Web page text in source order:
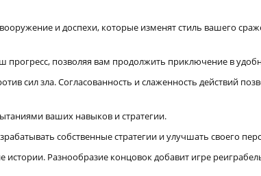
и доспехи, которые изменят стиль вашего
позволяя вам продолжить приключение в
сил зла. Согласованность и слаженность действий
ваших навыков и стратегии.
собственные стратегии и улучшать своего
Разнообразие концовок добавит игре